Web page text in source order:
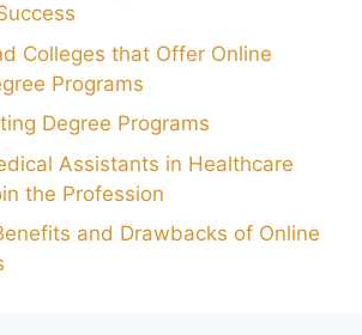
Colleges that Offer Online
Programs
Degree Programs
Assistants in Healthcare
the Profession
and Drawbacks of Online